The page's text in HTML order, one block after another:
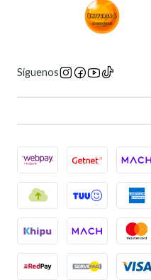
Síguenos